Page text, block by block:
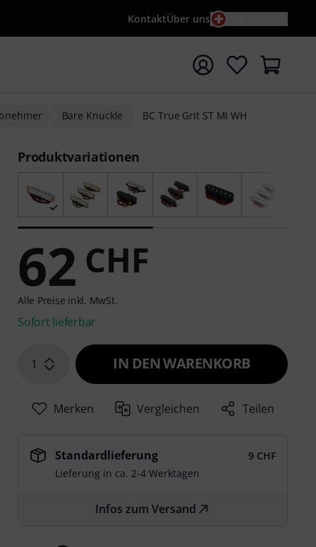
KontaktÜber uns
mit Suchwort {searchTerm} starten
Bare Knuckle BC True Grit ST MI WH
Produktvariationen
62 CHF
Alle Preise inkl. MwSt.
Sofort lieferbar
1 IN DEN WARENKORB
Merken Vergleichen Teilen
Standardlieferung
9 CHF
Lieferung in ca. 2-4 Werktagen
Infos zum Versand